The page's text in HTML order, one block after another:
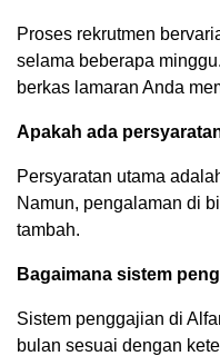
Proses rekrutmen
selama beberapa
berkas lamaran Anda
Apakah ada
Persyaratan utama
Namun, pengalaman di
tambah.
Bagaimana sistem
Sistem penggajian di
bulan sesuai dengan